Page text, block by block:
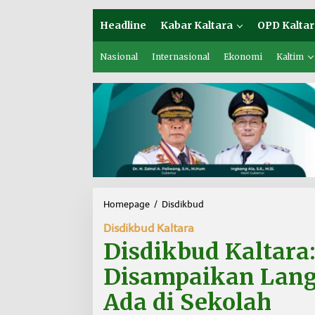
Headline Kabar Kaltara OPD
Nasional Internasional Ekonomi Kaltim
Homepage / Disdikbud
k
u
d
Disdikbud Kaltara
Disdikbud
Disampaikan
Ada di Sekolah